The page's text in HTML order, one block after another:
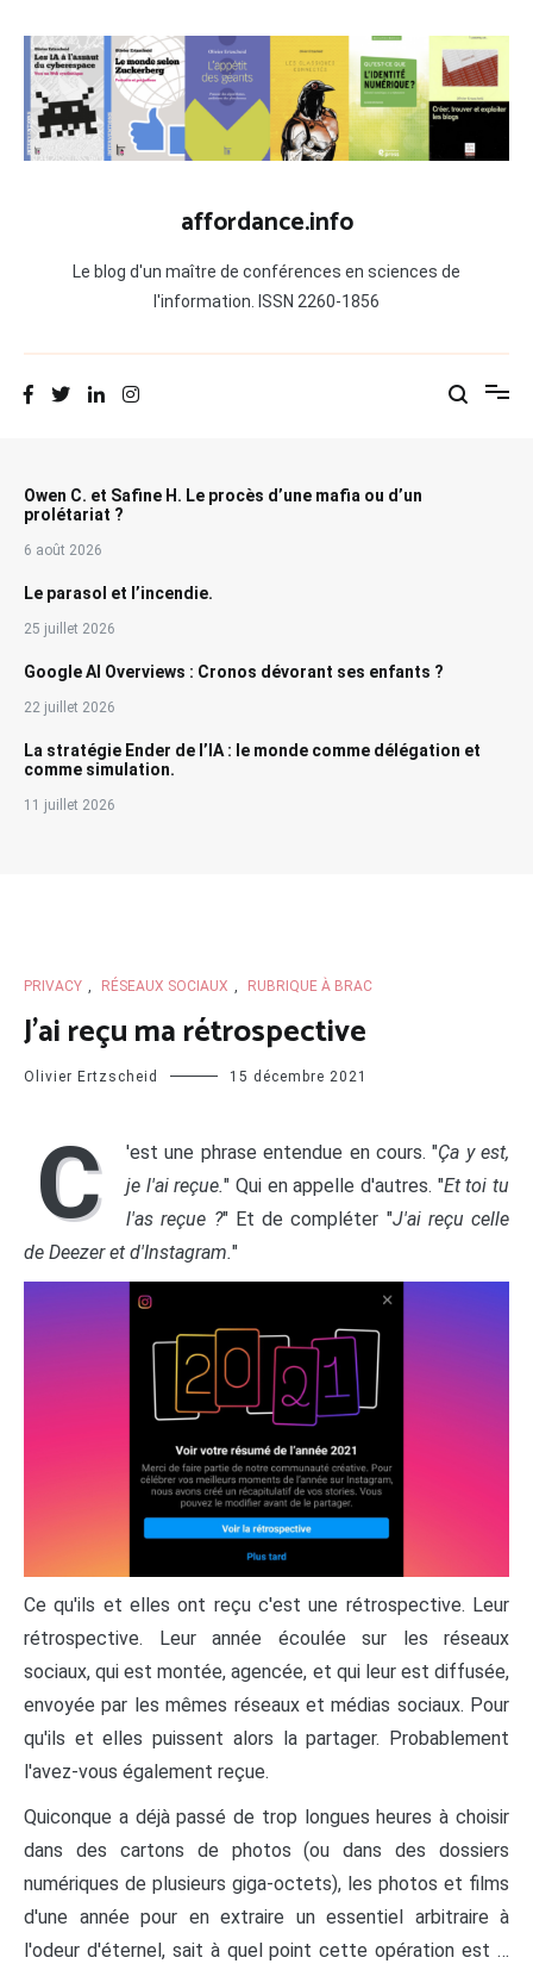
contenu
affordance.info
Le blog d'un maître de conférences en sciences de
l'information. ISSN 2260-1856
Owen C. et Safine H. Le procès d’une mafia ou d’un
prolétariat ?
6 août 2026
Le parasol et l’incendie.
25 juillet 2026
Google AI Overviews : Cronos dévorant ses enfants ?
22 juillet 2026
La stratégie Ender de l’IA : le monde comme délégation et
comme simulation.
11 juillet 2026
PRIVACY RÉSEAUX SOCIAUX RUBRIQUE À BRAC
J’ai reçu ma rétrospective
Olivier Ertzscheid 15 décembre 2021
C 'est une phrase entendue en cours. "Ça y est,
je l'ai reçue." Qui en appelle d'autres. "Et toi tu
l'as reçue ?" Et de compléter "J'ai reçu celle
de Deezer et d'Instagram."
Ce qu'ils et elles ont reçu c'est une rétrospective. Leur
rétrospective. Leur année écoulée sur les réseaux
sociaux, qui est montée, agencée, et qui leur est diffusée,
envoyée par les mêmes réseaux et médias sociaux. Pour
qu'ils et elles puissent alors la partager. Probablement
l'avez-vous également reçue.
Quiconque a déjà passé de trop longues heures à choisir
dans des cartons de photos (ou dans des dossiers
numériques de plusieurs giga-octets), les photos et films
d'une année pour en extraire un essentiel arbitraire à
l'odeur d'éternel, sait à quel point cette opération est …